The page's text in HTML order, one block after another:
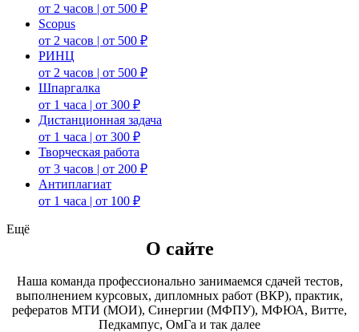
от 2 часов | от 500 ₽
Scopus
от 2 часов | от 500 ₽
РИНЦ
от 2 часов | от 500 ₽
Шпаргалка
от 1 часа | от 300 ₽
Дистанционная задача
от 1 часа | от 300 ₽
Творческая работа
от 3 часов | от 200 ₽
Антиплагиат
от 1 часа | от 100 ₽
Ещё
О сайте
Наша команда профессионально занимаемся сдачей тестов,
выполнением курсовых, дипломных работ (ВКР), практик,
рефератов МТИ (МОИ), Синергии (МФПУ), МФЮА, Витте,
Педкампус, ОмГа и так далее